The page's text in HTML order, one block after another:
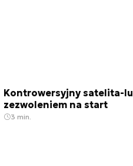
Kontrowersyjny satelita-
zezwoleniem na start
3 min.